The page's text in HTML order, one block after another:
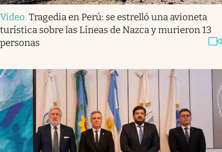
Video. Tragedia en Perú: se estrelló una avioneta
turística sobre las Líneas de Nazca y murieron 13
personas